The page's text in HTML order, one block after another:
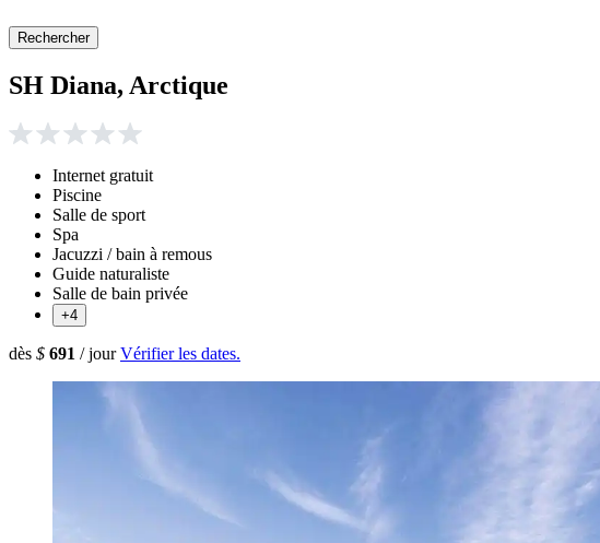
Rechercher
SH Diana, Arctique
Internet gratuit
Piscine
Salle de sport
Spa
Jacuzzi / bain à remous
Guide naturaliste
Salle de bain privée
+4
dès $ 691 / jour Vérifier les dates.